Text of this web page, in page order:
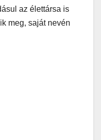
az élettársa is
meg, saját nevén